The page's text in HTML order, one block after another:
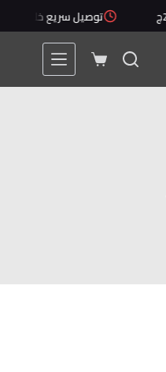
توصيل سريع خلال 1 - 5 أيام
عربة